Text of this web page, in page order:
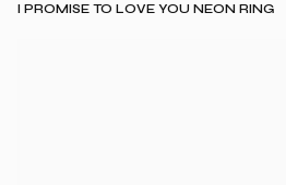
I PROMISE TO LOVE YOU NEON RING